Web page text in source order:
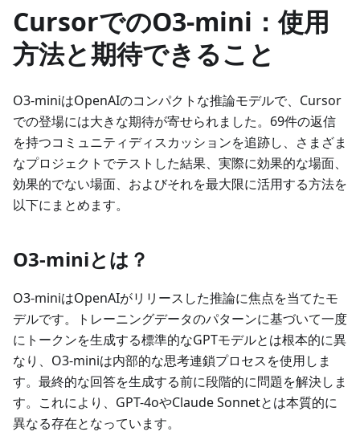
CursorでのO3-mini：使用
方法と期待できること
O3-miniはOpenAIのコンパクトな推論モデルで、Cursor
での登場には大きな期待が寄せられました。69件の返信
を持つコミュニティディスカッションを追跡し、さまざま
なプロジェクトでテストした結果、実際に効果的な場面、
効果的でない場面、およびそれを最大限に活用する方法を
以下にまとめます。
O3-miniとは？
O3-miniはOpenAIがリリースした推論に焦点を当てたモ
デルです。トレーニングデータのパターンに基づいて一度
にトークンを生成する標準的なGPTモデルとは根本的に異
なり、O3-miniは内部的な思考連鎖プロセスを使用しま
す。最終的な回答を生成する前に段階的に問題を解決しま
す。これにより、GPT-4oやClaude Sonnetとは本質的に
異なる存在となっています。